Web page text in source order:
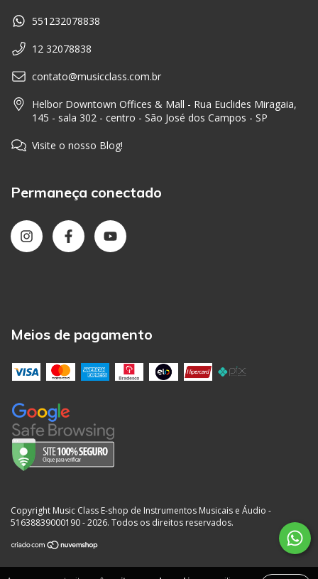
551232078838
12 32078838
contato@musicclass.com.br
Helbor Downtown Offices & Mall - Rua Euclides Miragaia,
145 - sala 302 - centro - São José dos Campos - SP
Visite o nosso Blog!
Permaneça conectado
Meios de pagamento
Copyright Music Class E-shop de Instrumentos Musicais e Áudio -
51638839000190 - 2026. Todos os direitos reservados.